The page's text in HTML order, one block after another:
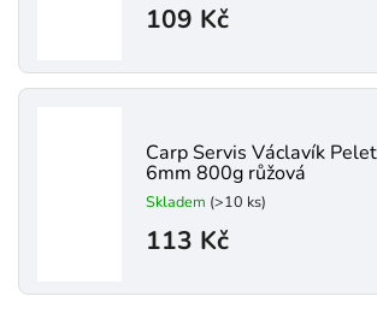
109 Kč
Carp Servis Václavík
6mm 800g růžová
Skladem (>10 ks)
113 Kč